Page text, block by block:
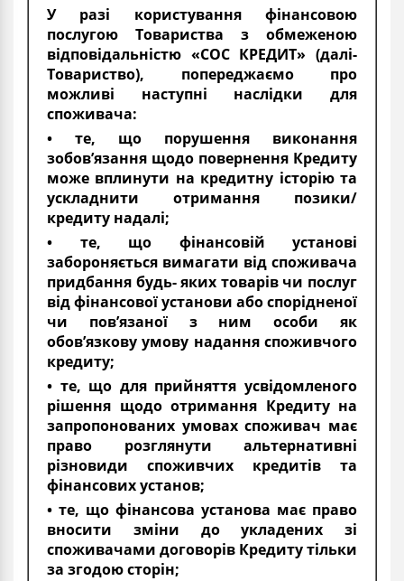
У разі користування фінансовою
послугою Товариства з обмеженою
відповідальністю «СОС КРЕДИТ» (далі-
Товариство), попереджаємо про
можливі наступні наслідки для
споживача:
• те, що порушення виконання
зобов’язання щодо повернення Кредиту
може вплинути на кредитну історію та
ускладнити отримання позики/
кредиту надалі;
• те, що фінансовій установі
забороняється вимагати від споживача
придбання будь- яких товарів чи послуг
від фінансової установи або спорідненої
чи пов’язаної з ним особи як
обов’язкову умову надання споживчого
кредиту;
• те, що для прийняття усвідомленого
рішення щодо отримання Кредиту на
запропонованих умовах споживач має
право розглянути альтернативні
різновиди споживчих кредитів та
фінансових установ;
• те, що фінансова установа має право
вносити зміни до укладених зі
споживачами договорів Кредиту тільки
за згодою сторін;